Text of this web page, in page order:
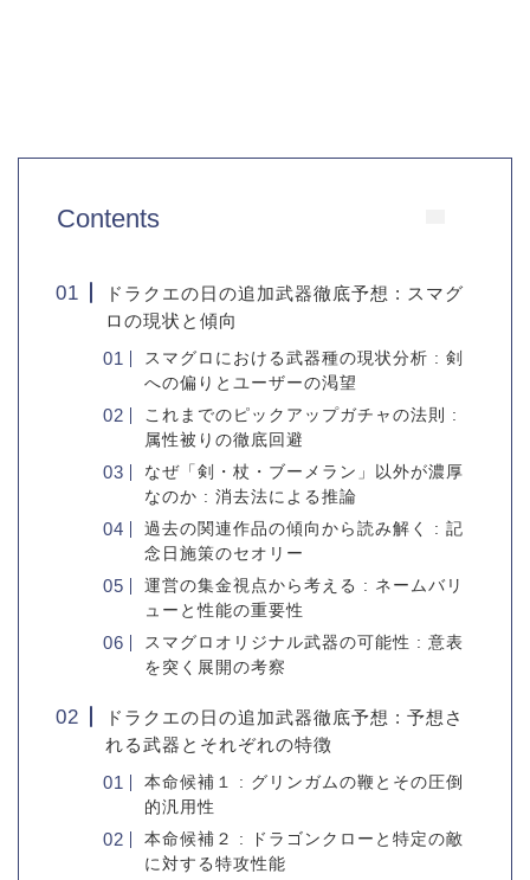
Contents
ドラクエの日の追加武器徹底予想 : スマグ
ロの現状と傾向
スマグロにおける武器種の現状分析 : 剣
への偏りとユーザーの渇望
これまでのピックアップガチャの法則 :
属性被りの徹底回避
なぜ「剣・杖・ブーメラン」以外が濃厚
なのか : 消去法による推論
過去の関連作品の傾向から読み解く : 記
念日施策のセオリー
運営の集金視点から考える : ネームバリ
ューと性能の重要性
スマグロオリジナル武器の可能性 : 意表
を突く展開の考察
ドラクエの日の追加武器徹底予想 : 予想さ
れる武器とそれぞれの特徴
本命候補１ : グリンガムの鞭とその圧倒
的汎用性
本命候補２ : ドラゴンクローと特定の敵
に対する特攻性能